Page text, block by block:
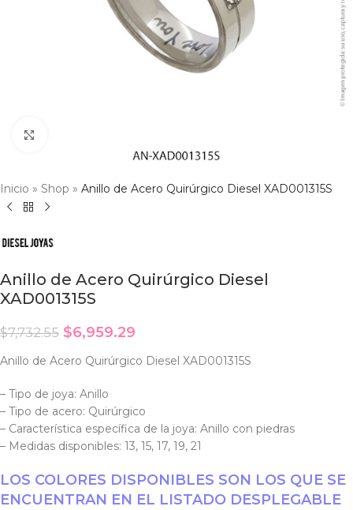
Inicio » Shop » Anillo de Acero Quirúrgico Diesel XAD001315S
Anillo de Acero Quirúrgico Diesel
XAD001315S
$7,732.55 $6,959.29
Anillo de Acero Quirúrgico Diesel XAD001315S
– Tipo de joya: Anillo
– Tipo de acero: Quirúrgico
– Característica específica de la joya: Anillo con piedras
– Medidas disponibles: 13, 15, 17, 19, 21
LOS COLORES DISPONIBLES SON LOS QUE SE
ENCUENTRAN EN EL LISTADO DESPLEGABLE